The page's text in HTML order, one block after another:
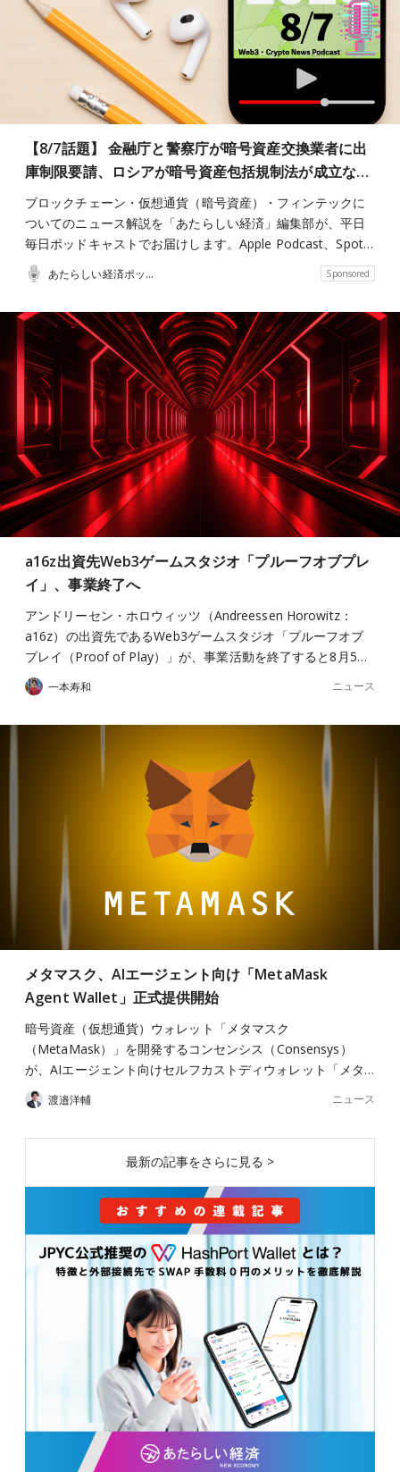
【8/7話題】 金融庁と警察庁が暗号資産交換業者に出
庫制限要請、ロシアが暗号資産包括規制法が成立な…
ブロックチェーン・仮想通貨（暗号資産）・フィンテックに
ついてのニュース解説を「あたらしい経済」編集部が、平日
毎日ポッドキャストでお届けします。Apple Podcast、Spot…
あたらしい経済ポッドキャスト Sponsored
a16z出資先Web3ゲームスタジオ「プルーフオブプレ
イ」、事業終了へ
アンドリーセン・ホロウィッツ（Andreessen Horowitz：
a16z）の出資先であるWeb3ゲームスタジオ「プルーフオブ
プレイ（Proof of Play）」が、事業活動を終了すると8月5…
一本寿和 ニュース
メタマスク、AIエージェント向け「MetaMask
Agent Wallet」正式提供開始
暗号資産（仮想通貨）ウォレット「メタマスク
（MetaMask）」を開発するコンセンシス（Consensys）
が、AIエージェント向けセルフカストディウォレット「メタ…
渡邉洋輔 ニュース
最新の記事をさらに見る >